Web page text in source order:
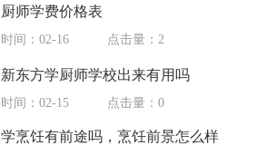
厨师学费价格表
时间：02-16 点击量：2
新东方学厨师学校出来有用吗
时间：02-15 点击量：0
学烹饪有前途吗，烹饪前景怎么样